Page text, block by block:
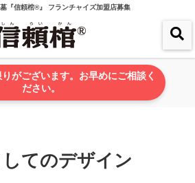
『信頼棺®』 フランチャイズ加盟店募集
がございます。お早めにご相談く
ださい。
てのデザイン